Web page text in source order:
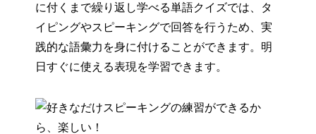
に付くまで繰り返し学べる単語クイズでは、タ
イピングやスピーキングで回答を行うため、実
践的な語彙力を身に付けることができます。明
日すぐに使える表現を学習できます。